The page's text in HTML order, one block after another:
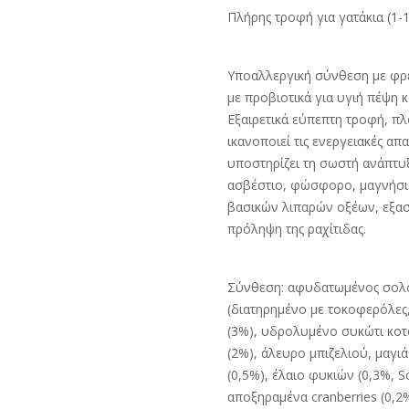
Πλήρης τροφή για γατάκια
Υποαλλεργική σύνθεση με
με προβιοτικά για υγιή πέψη
Εξαιρετικά εύπεπτη τροφή,
ικανοποιεί τις ενεργειακές
υποστηρίζει τη σωστή
ασβέστιο, φώσφορο,
βασικών λιπαρών οξέων,
πρόληψη της ραχίτιδας.
Σύνθεση: αφυδατωμένος
(διατηρημένο με
(3%), υδρολυμένο συκώτι
(2%), άλευρο μπιζελιού,
(0,5%), έλαιο φυκιών (0,3%,
αποξηραμένα cranberries